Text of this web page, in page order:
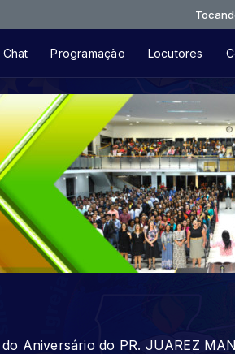
Tocando agora:
Chat Programação Locutores
Aniversário do PR. JUAREZ